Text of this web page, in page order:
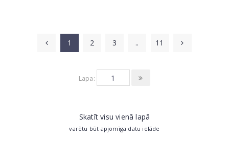
1 2 3 .. 11
Lapa:
Skatīt visu vienā lapā
varētu būt apjomīga datu ielāde